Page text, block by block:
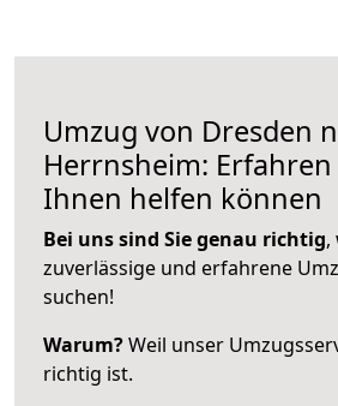
Umzug von Dresden
Herrnsheim: Erfahren
Ihnen helfen können
Bei uns sind Sie genau richtig,
zuverlässige und erfahrene
suchen!
Warum?Weil unser
richtig ist.